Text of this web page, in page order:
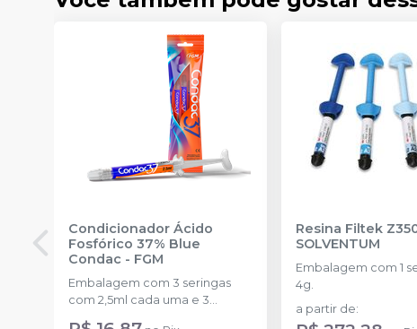
Condicionador Ácido
Fosfórico 37% Blue
Condac - FGM
Embalagem com 3 seringas
com 2,5ml cada uma e 3
Resina Filtek
SOLVENTUM
Embalagem com 1
4g.
a partir de: